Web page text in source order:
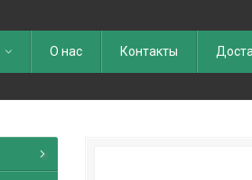
О нас Контакты